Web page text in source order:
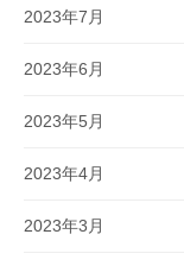
2023年7月
2023年6月
2023年5月
2023年4月
2023年3月